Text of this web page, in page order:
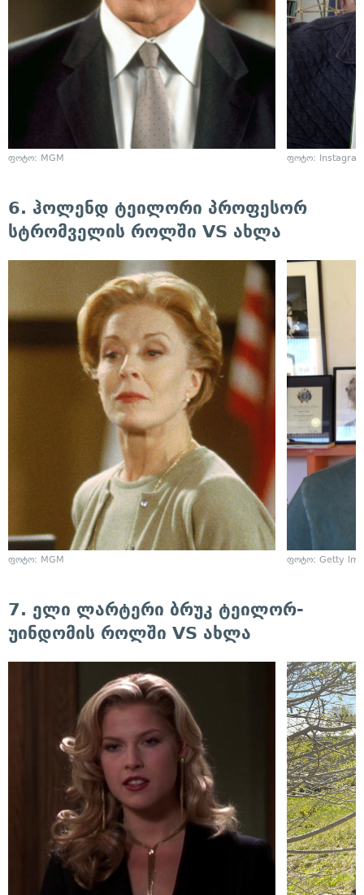
ფოტო: MGM ფოტო:
6. ჰოლენდ ტეილორი პროფესორ
სტრომველის როლში VS ახლა
ფოტო: MGM ფოტო: Getty
7. ელი ლარტერი ბრუკ ტეილორ-
უინდომის როლში VS ახლა